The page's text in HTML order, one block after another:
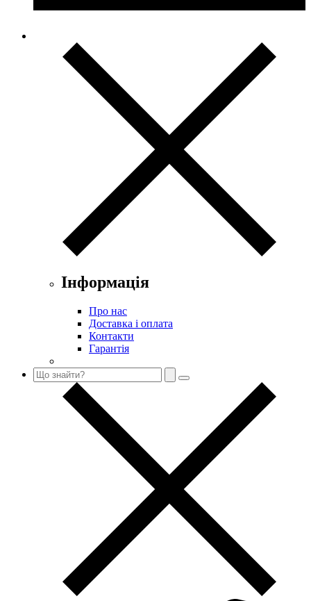
Інформація
Про нас
Доставка і оплата
Контакти
Гарантія